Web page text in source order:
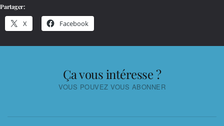
Partager:
X Facebook
Ça vous intéresse ?
VOUS POUVEZ VOUS ABONNER